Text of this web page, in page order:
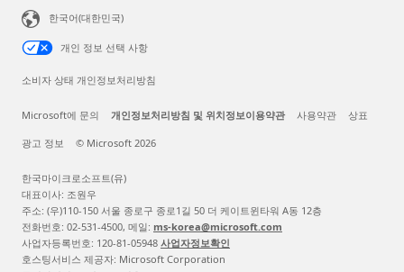
한국어(대한민국)
개인 정보 선택 사항
소비자 상태 개인정보처리방침
Microsoft에 문의 개인정보처리방침 및 위치정보이용약관 사용약관 상표
광고 정보 © Microsoft 2026
한국마이크로소프트(유)
대표이사: 조원우
주소: (우)110-150 서울 종로구 종로1길 50 더 케이트윈타워 A동 12층
전화번호: 02-531-4500, 메일: ms-korea@microsoft.com
사업자등록번호: 120-81-05948 사업자정보확인
호스팅서비스 제공자: Microsoft Corporation